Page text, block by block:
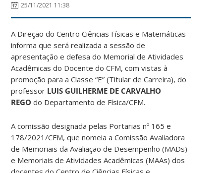
25/11/2021 11:38
A Direção do Centro Ciências Físicas e Matemáticas
informa que será realizada a sessão de
apresentação e defesa do Memorial de Atividades
Acadêmicas do Docente do CFM, com vistas à
promoção para a Classe “E” (Titular de Carreira), do
professor LUIS GUILHERME DE CARVALHO
REGO do Departamento de Física/CFM.
A comissão designada pelas Portarias nº 165 e
178/2021/CFM, que nomeia a Comissão Avaliadora
de Memoriais da Avaliação de Desempenho (MADs)
e Memoriais de Atividades Acadêmicas (MAAs) dos